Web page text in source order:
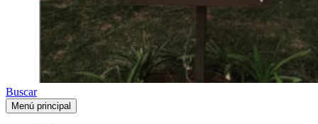
Buscar
Menú principal